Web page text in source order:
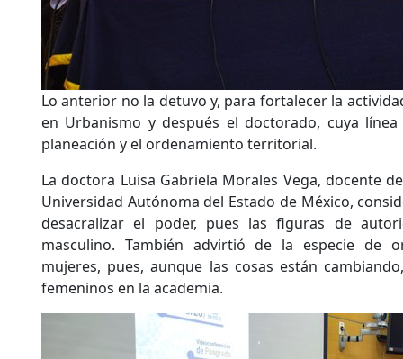
Lo anterior no la detuvo y, para fortalecer la
en Urbanismo y después el doctorado, cuya
planeación y el ordenamiento territorial.
La doctora Luisa Gabriela Morales Vega, docente
Universidad Autónoma del Estado de México,
desacralizar el poder, pues las figuras de
masculino. También advirtió de la especie de
mujeres, pues, aunque las cosas están
femeninos en la academia.